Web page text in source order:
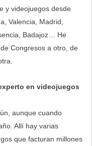
y videojuegos desde
Valencia, Madrid,
Badajoz… He
Congresos a otro, de
en videojuegos
aunque cuando
Allí hay varias
que facturan millones